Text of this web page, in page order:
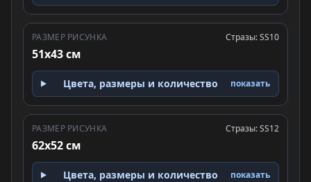
РАЗМЕР РИСУНКА
51x43 см
Стразы: SS10
Цвета, размеры и количество показать
РАЗМЕР РИСУНКА
62x52 см
Стразы: SS12
Цвета, размеры и количество показать